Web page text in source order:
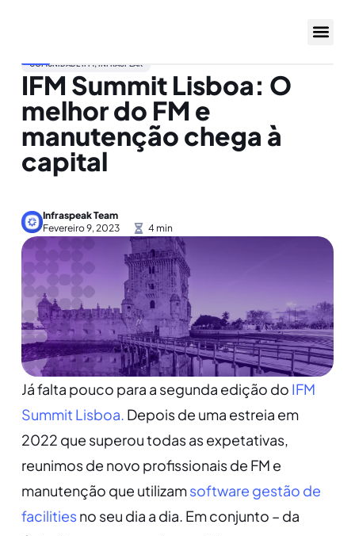
COMUNIDADE IFM,INFRASPEAK
IFM Summit Lisboa: O
melhor do FM e
manutenção chega à
capital
Infraspeak Team
Fevereiro 9, 2023
Já falta pouco para a segunda edição do IFM
Summit Lisboa. Depois de uma estreia em
2022 que superou todas as expetativas,
reunimos de novo profissionais de FM e
manutenção que utilizamsoftware gestão de
facilitiesno seu dia a dia. Em conjunto – da